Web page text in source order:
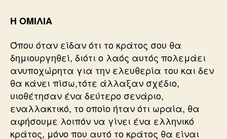
Η ΟΜΙΛΙΑ
Όπου όταν είδαν ότι το κράτος σου θα
δημιουργηθεί, διότι ο λαός αυτός πολεμάει
ανυποχώρητα για την ελευθερία του και δεν
θα κάνει πίσω,τότε άλλαξαν σχέδιο,
υιοθέτησαν ένα δεύτερο σενάριο,
εναλλακτικό, το οποίο ήταν ότι ωραία, θα
αφήσουμε λοιπόν να γίνει ένα ελληνικό
κράτος, μόνο που αυτό το κράτος θα είναι